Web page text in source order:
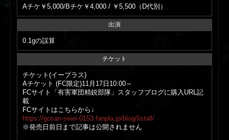
Aチケ￥5,000/Bチケ￥4,000 / ￥5,500（D代別）
出演
0.1gの誤算
チケット
チケット(イープラス)
Aチケット (FC限定)11月17日10:00～
FCサイト「有害軍団精鋭部隊」スタッフブログに購入URL記
載
FCサイトはこちらから↓
https://gosan-seiei-0153.fanpla.jp/blog/listall/
※発売日前日まで記事は公開されません